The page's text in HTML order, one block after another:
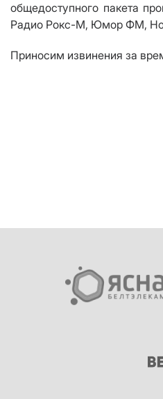
общедоступного пакета
Радио Рокс-М, Юмор ФМ,
Приносим извинения за